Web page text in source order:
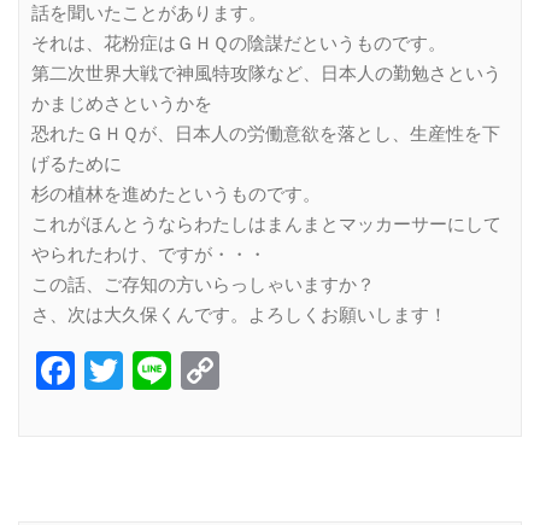
話を聞いたことがあります。
それは、花粉症はＧＨＱの陰謀だというものです。
第二次世界大戦で神風特攻隊など、日本人の勤勉さという
かまじめさというかを
恐れたＧＨＱが、日本人の労働意欲を落とし、生産性を下
げるために
杉の植林を進めたというものです。
これがほんとうならわたしはまんまとマッカーサーにして
やられたわけ、ですが・・・
この話、ご存知の方いらっしゃいますか？
さ、次は大久保くんです。よろしくお願いします！
Facebook
Twitter
Line